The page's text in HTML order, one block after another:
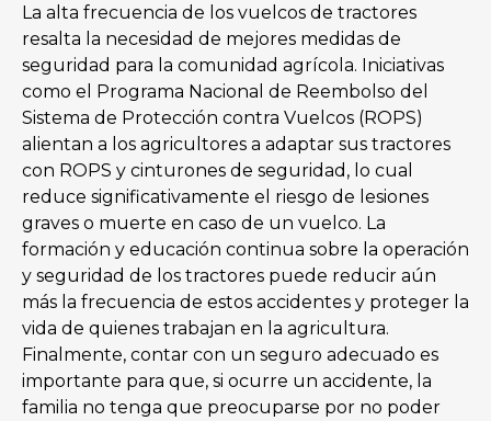
La alta frecuencia de los vuelcos de tractores
resalta la necesidad de mejores medidas de
seguridad para la comunidad agrícola. Iniciativas
como el Programa Nacional de Reembolso del
Sistema de Protección contra Vuelcos (ROPS)
alientan a los agricultores a adaptar sus tractores
con ROPS y cinturones de seguridad, lo cual
reduce significativamente el riesgo de lesiones
graves o muerte en caso de un vuelco. La
formación y educación continua sobre la operación
y seguridad de los tractores puede reducir aún
más la frecuencia de estos accidentes y proteger la
vida de quienes trabajan en la agricultura.
Finalmente, contar con un seguro adecuado es
importante para que, si ocurre un accidente, la
familia no tenga que preocuparse por no poder